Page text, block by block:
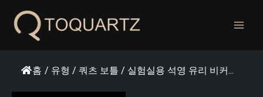
홈 / 유형 / 쿼츠 보틀 / 실험실용 석영 유리 비커...